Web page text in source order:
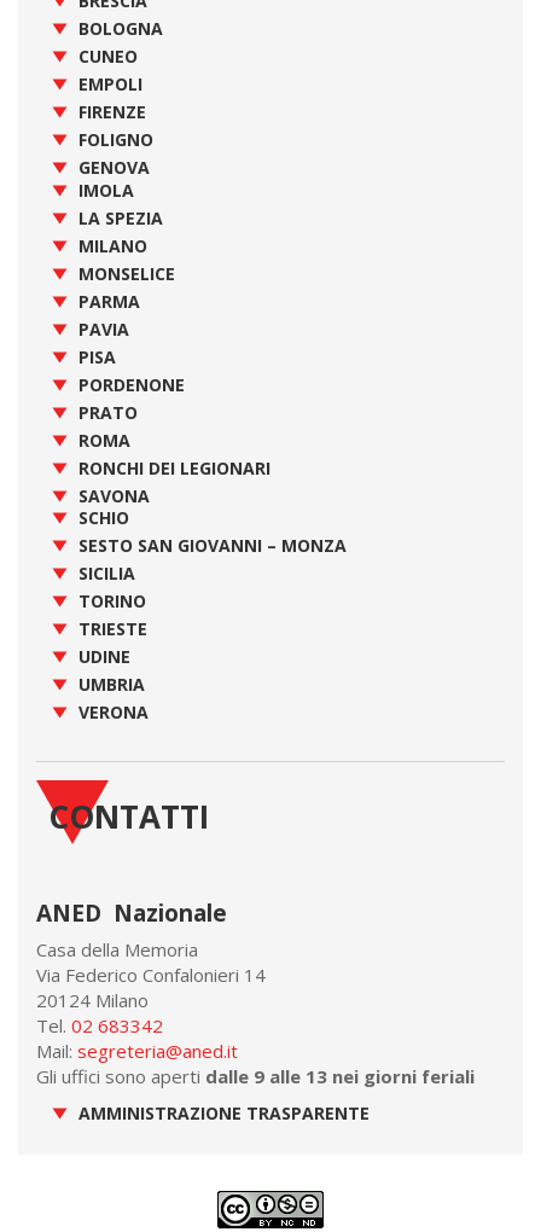
BOLOGNA
CUNEO
EMPOLI
FIRENZE
FOLIGNO
GENOVA
IMOLA
LA SPEZIA
MILANO
MONSELICE
PARMA
PAVIA
PISA
PORDENONE
PRATO
ROMA
RONCHI DEI LEGIONARI
SAVONA
SCHIO
SESTO SAN GIOVANNI – MONZA
SICILIA
TORINO
TRIESTE
UDINE
UMBRIA
VERONA
CONTATTI
ANED Nazionale
Casa della Memoria
Via Federico Confalonieri 14
20124 Milano
Tel. 02 683342
Mail: segreteria@aned.it
Gli uffici sono aperti dalle 9 alle 13 nei giorni feriali
AMMINISTRAZIONE TRASPARENTE